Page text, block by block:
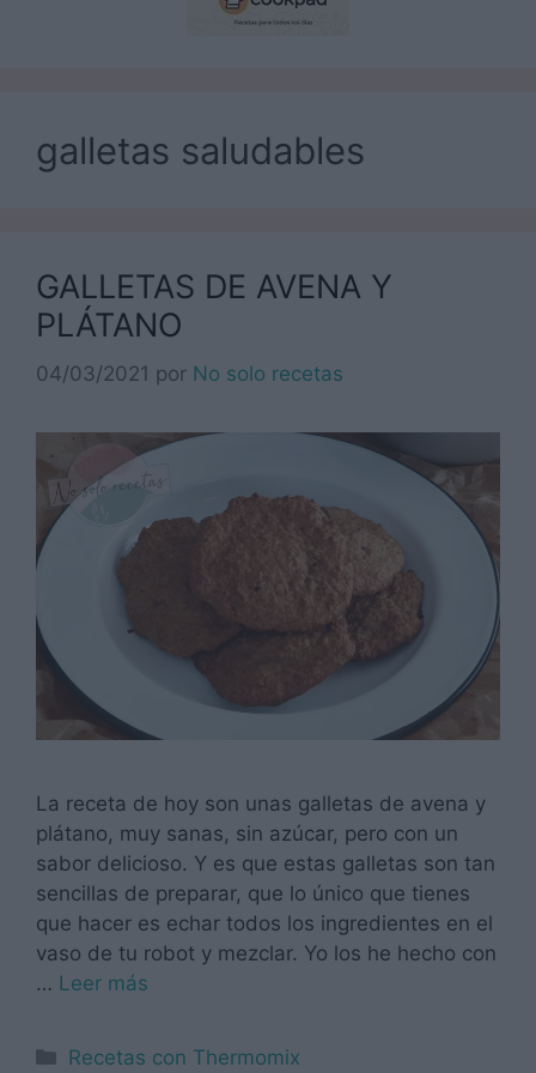
galletas saludables
GALLETAS DE AVENA Y
PLÁTANO
04/03/2021 por No solo recetas
La receta de hoy son unas galletas de avena y
plátano, muy sanas, sin azúcar, pero con un
sabor delicioso. Y es que estas galletas son tan
sencillas de preparar, que lo único que tienes
que hacer es echar todos los ingredientes en el
vaso de tu robot y mezclar. Yo los he hecho con
… Leer más
Categorías
Recetas con Thermomix